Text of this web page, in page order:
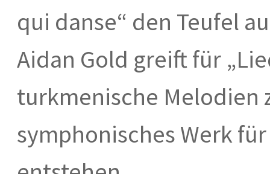
qui danse“ den Teufel
Aidan Gold greift für
turkmenische Melodien
symphonisches Werk